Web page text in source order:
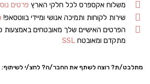
משלוח אקספרס לכל חלקי הארץ פרטים
שירות לקוחות ותמיכה אנושי ומיידי בווטסאפ!
הפרטים האישיים שלך מאובטחים באמצעות
מתקדם ומאובטחSSL
מתלבט/ת? רוצה לשתף את החבר/ה? לחצ/י לשיתוף: